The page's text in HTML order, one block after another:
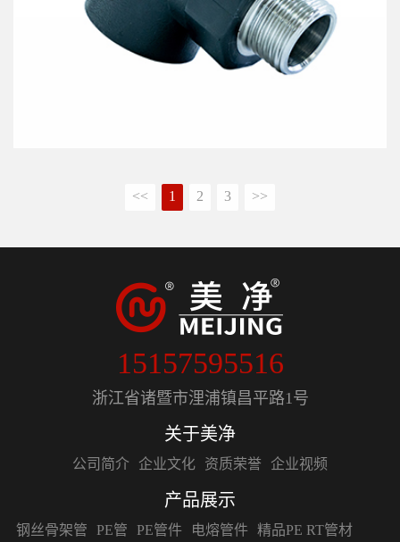
<< 1 2 3 >>
15157595516
浙江省诸暨市浬浦镇昌平路1号
关于美净
公司简介 企业文化 资质荣誉 企业视频
产品展示
钢丝骨架管 PE管 PE管件 电熔管件 精品PE RT管材